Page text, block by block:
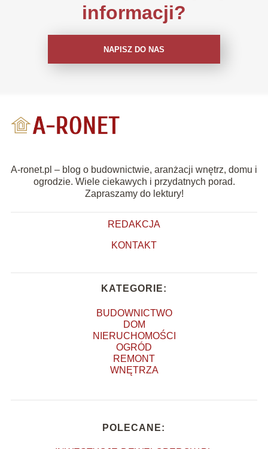
informacji?
NAPISZ DO NAS
A-ronet.pl – blog o budownictwie, aranżacji wnętrz, domu i
ogrodzie. Wiele ciekawych i przydatnych porad.
Zapraszamy do lektury!
REDAKCJA
KONTAKT
KATEGORIE:
BUDOWNICTWO
DOM
NIERUCHOMOŚCI
OGRÓD
REMONT
WNĘTRZA
POLECANE: